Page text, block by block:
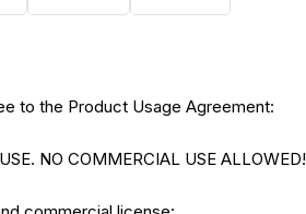
to the Product Usage Agreement:
NO COMMERCIAL USE ALLOWED!